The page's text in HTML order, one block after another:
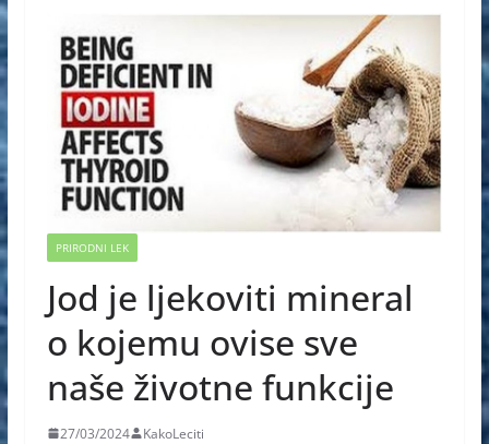
PRIRODNI LEK
Jod je ljekoviti mineral
o kojemu ovise sve
naše životne funkcije
27/03/2024 KakoLeciti